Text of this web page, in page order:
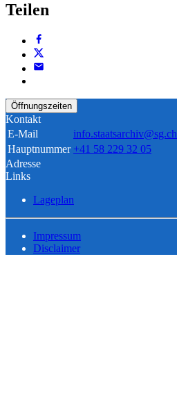
Teilen
Öffnungszeiten
Kontakt
E-Mail
info.staatsarchiv@sg.ch
Hauptnummer +41 58 229 32 05
Adresse
Links
Lageplan
Impressum
Disclaimer